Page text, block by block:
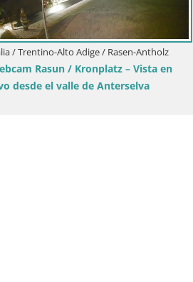
Italia / Trentino-Alto Adige / Brunico
Cima Kronplatz | vista a Valdaora –
Olang